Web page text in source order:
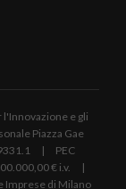
e gli
Piazza Gae
| PEC
€ i.v. |
Imprese di Milano